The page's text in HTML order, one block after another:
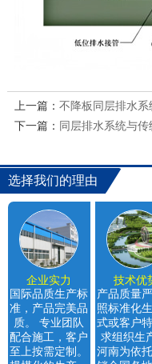
上一篇： 不降板同层排水系
下一篇： 同层排水系统与
选择我们的理由
企业实力
国际品质生产标
准，产品完美品
质。 专业团队
配合施工，客户
至上按需定制。
技术优
产品质量
照标准化
式或客户
求组织生
河南为依